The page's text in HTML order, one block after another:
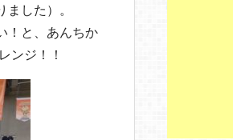
した）。
！と、あんちか
ンジ！！